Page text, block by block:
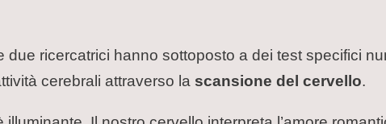
due ricercatrici hanno sottoposto a dei test specifici
cerebrali attraverso la scansione del cervello.